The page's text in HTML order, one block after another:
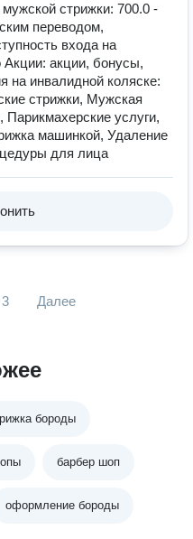
стрижки: 700.0 -
переводом,
входа на
Акции: акции, бонусы,
на инвалидной коляске:
стрижки, Мужская
услуги,
машинкой, Удаление
для лица
3 Далее
бороды
барбер шоп
оформление бороды